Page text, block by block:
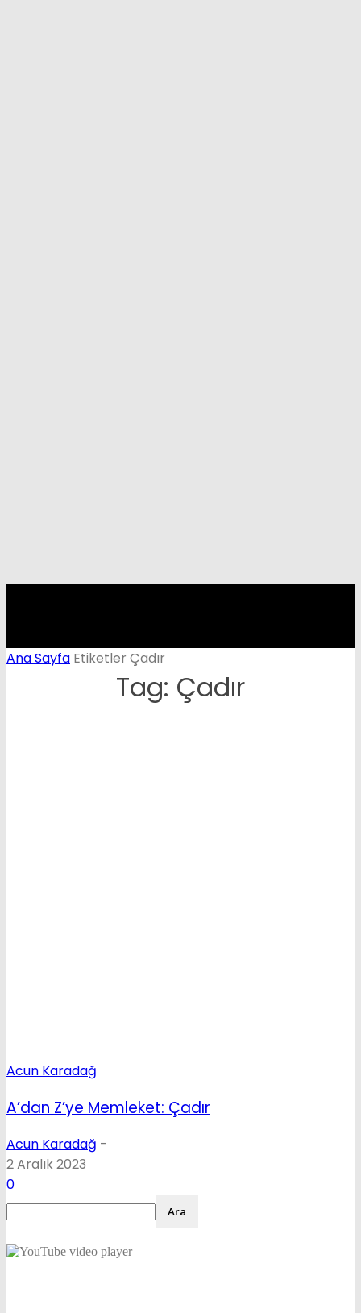
Ana Sayfa Etiketler Çadır
Tag: Çadır
Acun Karadağ
A’dan Z’ye Memleket: Çadır
Acun Karadağ -
2 Aralık 2023
0